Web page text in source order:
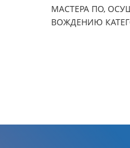
МАСТЕРА ПО,
ВОЖДЕНИЮ